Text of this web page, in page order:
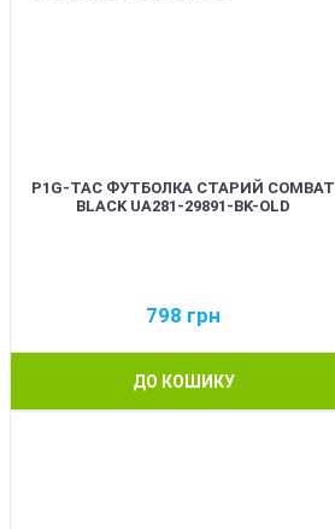
P1G-TAC ФУТБОЛКА СТАРИЙ COMBAT
BLACK UA281-29891-BK-OLD
798 грн
ДО КОШИКУ